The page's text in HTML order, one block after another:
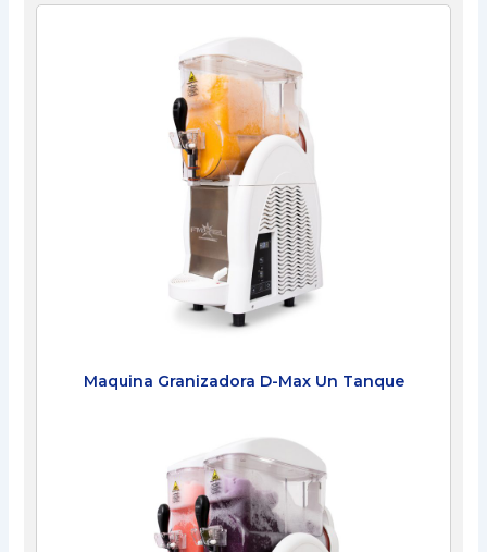
Maquina Granizadora D-Max Un Tanque